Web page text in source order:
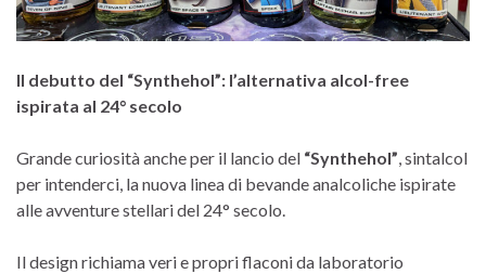
Il debutto del “Synthehol”: l’alternativa alcol-free
ispirata al 24° secolo
Grande curiosità anche per il lancio del “Synthehol”, sintalcol
per intenderci, la nuova linea di bevande analcoliche ispirate
alle avventure stellari del 24° secolo.
Il design richiama veri e propri flaconi da laboratorio